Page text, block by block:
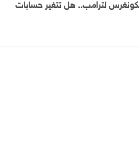
لترامب.. هل تتغير حسابات